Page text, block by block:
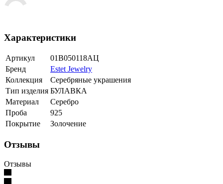
Характеристики
Артикул
01В050118АЦ
Бренд
Estet Jewelry
Коллекция
Серебряные украшения
Тип изделия БУЛАВКА
Материал
Серебро
Проба
925
Покрытие
Золочение
Отзывы
Отзывы